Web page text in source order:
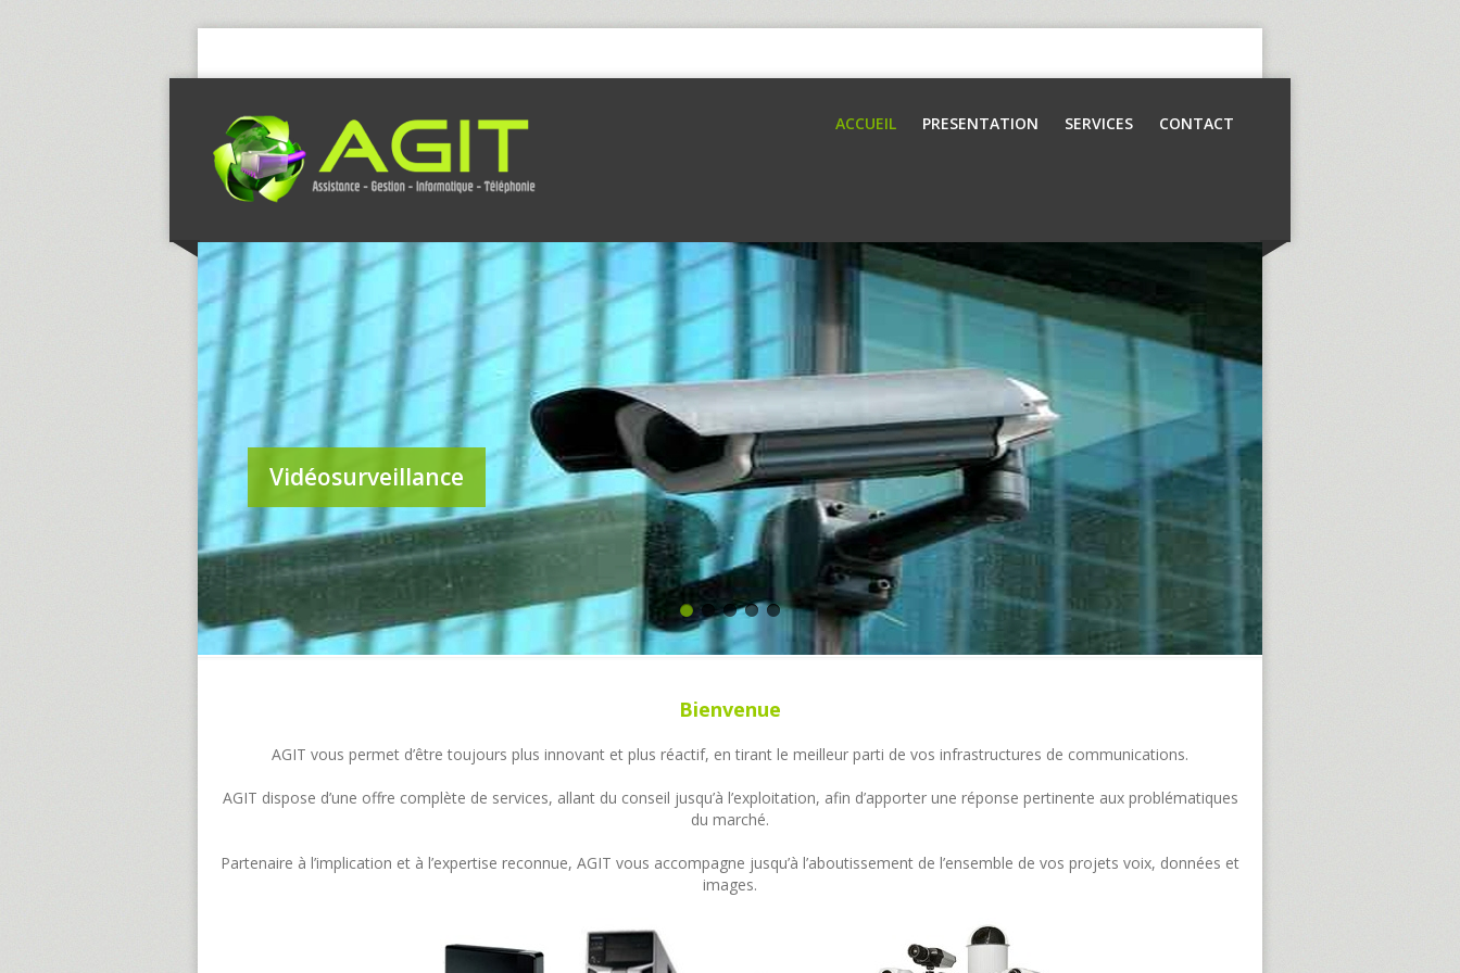
ACCUEIL PRESENTATION SERVICES CONTACT
Vidéosurveillance
Bienvenue
AGIT vous permet d’être toujours plus innovant et plus réactif, en tirant le meilleur parti de vos infrastructures de communications.
AGIT dispose d’une offre complète de services, allant du conseil jusqu’à l’exploitation, afin d’apporter une réponse pertinente aux problématiques
du marché.
Partenaire à l’implication et à l’expertise reconnue, AGIT vous accompagne jusqu’à l’aboutissement de l’ensemble de vos projets voix, données et
images.